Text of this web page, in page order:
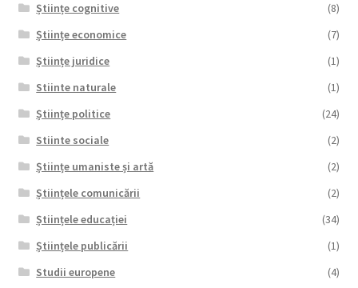
Științe cognitive
(8)
Științe economice
(7)
Științe juridice
(1)
Stiinte naturale
(1)
Științe politice
(24)
Stiinte sociale
(2)
Științe umaniste și artă
(2)
Științele comunicării
(2)
Științele educației
(34)
Științele publicării
(1)
Studii europene
(4)